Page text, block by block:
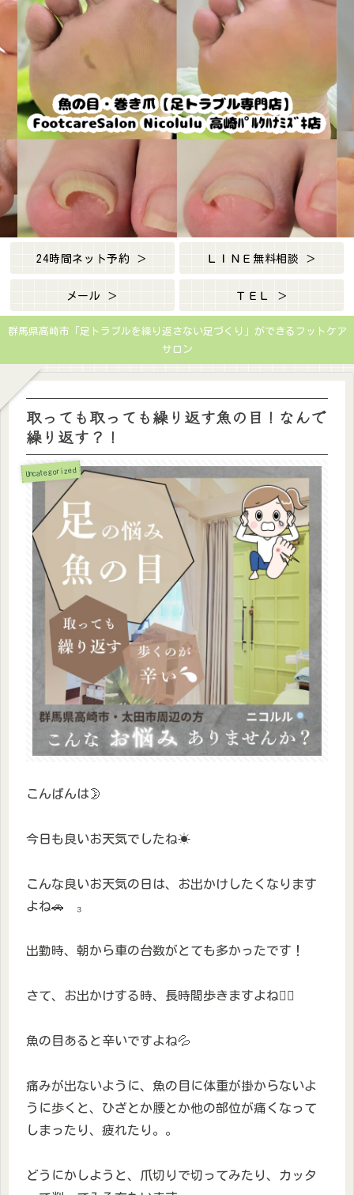
24時間ネット予約 ＞ ＬＩＮＥ無料相談 ＞
メール ＞ ＴＥＬ ＞
群馬県高崎市「足トラブルを繰り返さない足づくり」ができるフットケア
サロン
取っても取っても繰り返す魚の目！なんで
繰り返す？！
Uncategorized
こんばんは🌛
今日も良いお天気でしたね☀︎
こんな良いお天気の日は、お出かけしたくなります
よね🚗³₃
出勤時、朝から車の台数がとても多かったです！
さて、お出かけする時、長時間歩きますよね🚶‍♀️
魚の目あると辛いですよね💦
痛みが出ないように、魚の目に体重が掛からないよ
うに歩くと、ひざとか腰とか他の部位が痛くなって
しまったり、疲れたり。。
どうにかしようと、爪切りで切ってみたり、カッタ